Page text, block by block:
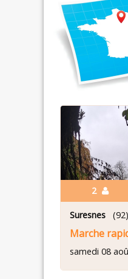
2
Suresnes(92)
Marche
samedi 08